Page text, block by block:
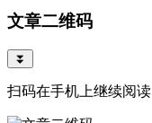
文章二维码
⏬
扫码在手机上继续阅读